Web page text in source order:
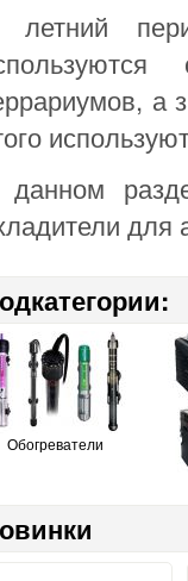
а
для
Обогреватели